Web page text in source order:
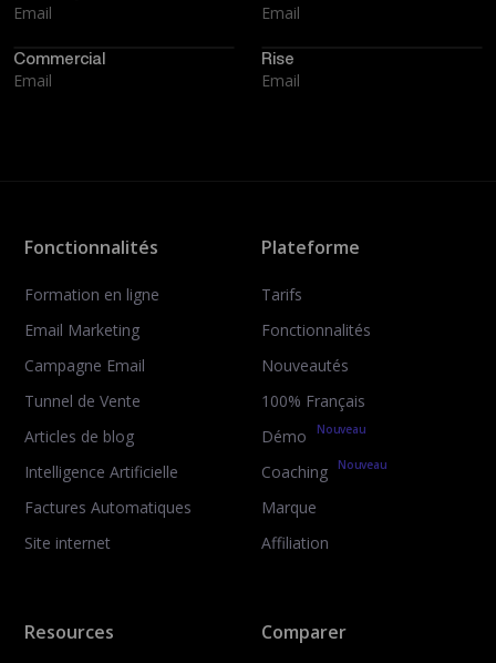
Email Email
Commercial
Email
Rise
Email
Fonctionnalités
Formation en ligne
Email Marketing
Campagne Email
Tunnel de Vente
Articles de blog
Intelligence Artificielle
Factures Automatiques
Site internet
Plateforme
Tarifs
Fonctionnalités
Nouveautés
100% Français
Démo
Nouveau
Coaching Nouveau
Marque
Affiliation
Resources Comparer